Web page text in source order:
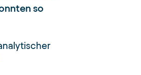
so